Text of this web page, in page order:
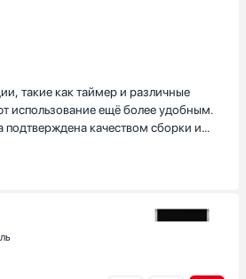
Энергоэффективность устройства
при его функциональности.
разместить всю необходимую
семейного ужина или званого
обеспечивает равномерное
перегрева. LED-индикация
лишнего шума при
с другой техникой премиум-класса.
такие как таймер и различные
использование ещё более удобным.
подтверждена качеством сборки и
сервировки и комфорт в